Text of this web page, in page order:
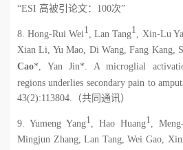
“ESI 高被引论文： 100次”
8. Hong-Rui Wei1, Lan Tang1, Xin-Lu
Xian Li, Yu Mao, Di Wang, Fang Kang,
Cao*, Yan Jin*. A microglial
regions underlies secondary pain to
43(2):113804. （共同通讯）
9. Yumeng Yang1 , Hao Huang1 ,
Mingjun Zhang, Lan Tang, Wei Gao,